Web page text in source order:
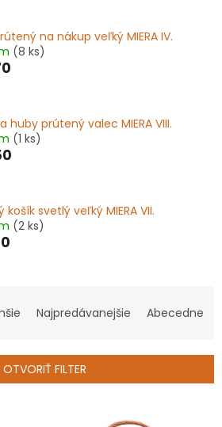
na nákup veľký MIERA IV.
(8 ks)
huby prútený valec MIERA VIII.
(1 ks)
košík svetlý veľký MIERA VII.
(2 ks)
Najpredávanejšie Abecedne
OTVORIŤ FILTER